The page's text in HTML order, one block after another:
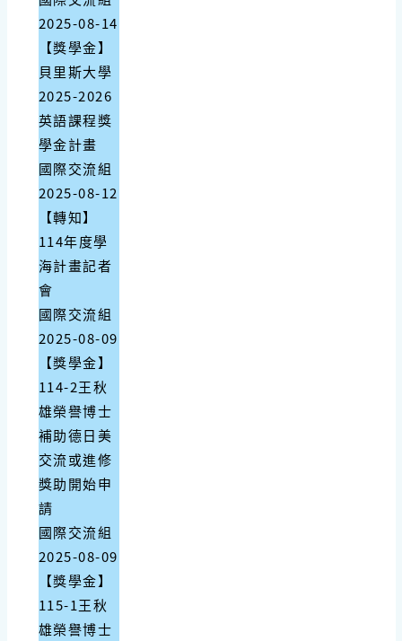
2025-08-14
【獎學金】
貝里斯大學
2025-2026
英語課程獎
學金計畫
國際交流組
2025-08-12
【轉知】
114年度學
海計畫記者
會
國際交流組
2025-08-09
【獎學金】
114-2王秋
雄榮譽博士
補助德日美
交流或進修
獎助開始申
請
國際交流組
2025-08-09
【獎學金】
115-1王秋
雄榮譽博士